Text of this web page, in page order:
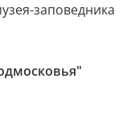
заповедника